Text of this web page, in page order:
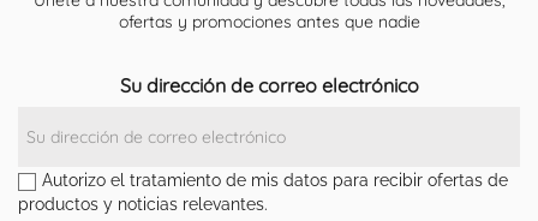
ofertas y promociones antes que nadie
Su dirección de correo electrónico
Autorizo el tratamiento de mis datos para recibir ofertas de
productos y noticias relevantes.